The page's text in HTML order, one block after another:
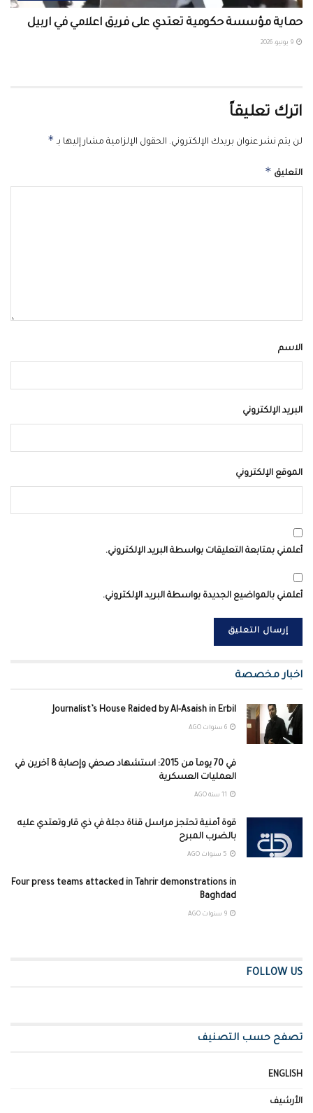
حماية مؤسسة حكومية تعتدي على فريق اعلامي في اربيل ‏
اترك تعليقاً
لن يتم نشر عنوان بريدك الإلكتروني. الحقول الإلزامية مشار إليها بـ *
التعليق *
الاسم
البريد الإلكتروني
الموقع الإلكتروني
أعلمني بمتابعة التعليقات بواسطة البريد الإلكتروني.
أعلمني بالمواضيع الجديدة بواسطة البريد الإلكتروني.
اخبار مخصصة
Journalist’s House Raided by Al-Asaish in Erbil
في 70 يوماً من 2015: استشهاد صحفي وإصابة 8 آخرين في
العمليات العسكرية
قوة أمنية تحتجز مراسل قناة دجلة في ذي قار وتعتدي عليه
بالضرب المبرح
Four press teams attacked in Tahrir demonstrations in
Baghdad
FOLLOW US
تصفح حسب التصنيف
ENGLISH
الأرشيف